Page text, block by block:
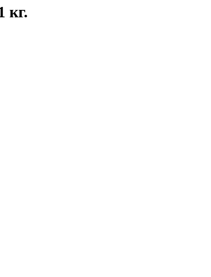
кг.